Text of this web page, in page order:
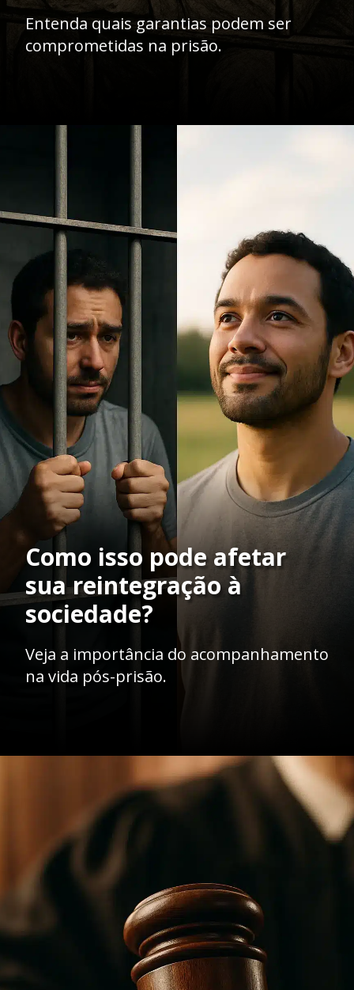
Entenda quais garantias podem ser
comprometidas na prisão.
Opening https://ademilsoncs.adv.br/
Como isso pode afetar
sua reintegração à
sociedade?
Veja a importância do acompanhamento
na vida pós-prisão.
https://ademilsoncs.adv.br/